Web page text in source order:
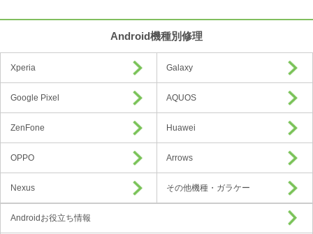
Android機種別修理
Xperia Galaxy
Google Pixel AQUOS
ZenFone Huawei
OPPO Arrows
Nexus その他機種・ガラケー
Androidお役立ち情報